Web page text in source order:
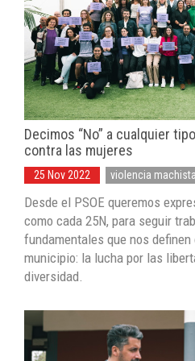
Decimos “No” a cualquier
contra las mujeres
25 Nov 2022 violencia machista
Desde el PSOE queremos
como cada 25N, para seguir
fundamentales que nos
municipio: la lucha por las
diversidad.